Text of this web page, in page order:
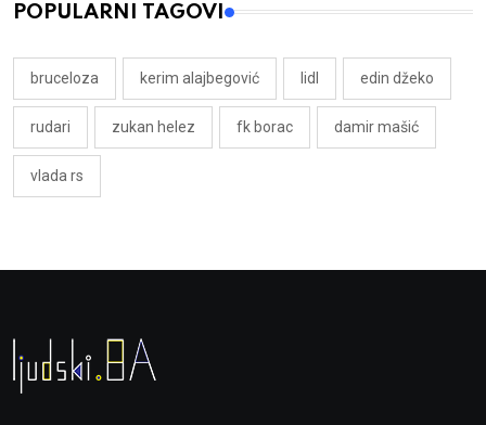
POPULARNI TAGOVI
bruceloza kerim alajbegović lidl edin džeko
rudari zukan helez fk borac damir mašić
vlada rs